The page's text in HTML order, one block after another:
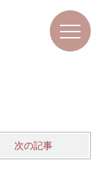
次の記事